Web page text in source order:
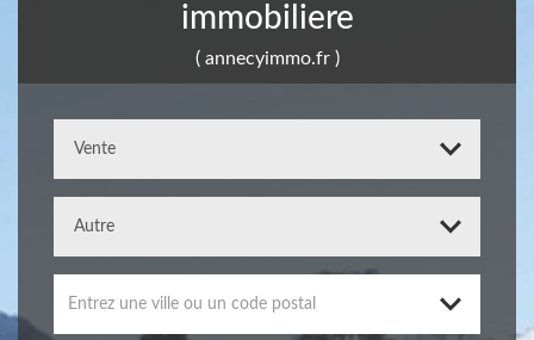
immobiliere
( annecyimmo.fr )
Entrez une ville ou un code postal